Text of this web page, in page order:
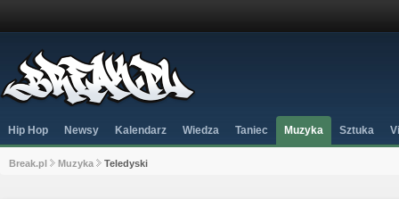
Hip Hop Newsy Kalendarz Wiedza Taniec Muzyka Sztuka
Break.pl Muzyka Teledyski